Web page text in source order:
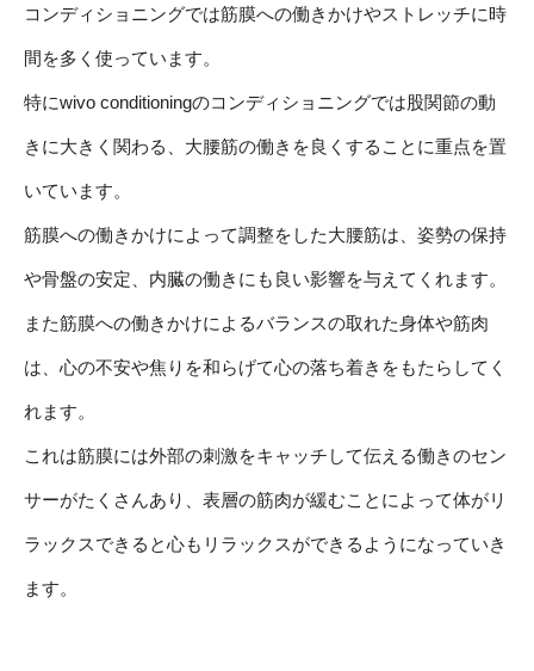
コンディショニングでは筋膜への働きかけやストレッチに時
間を多く使っています。
特にwivo conditioningのコンディショニングでは股関節の動
きに大きく関わる、大腰筋の働きを良くすることに重点を置
いています。
筋膜への働きかけによって調整をした大腰筋は、姿勢の保持
や骨盤の安定、内臓の働きにも良い影響を与えてくれます。
また筋膜への働きかけによるバランスの取れた身体や筋肉
は、心の不安や焦りを和らげて心の落ち着きをもたらしてく
れます。
これは筋膜には外部の刺激をキャッチして伝える働きのセン
サーがたくさんあり、表層の筋肉が緩むことによって体がリ
ラックスできると心もリラックスができるようになっていき
ます。